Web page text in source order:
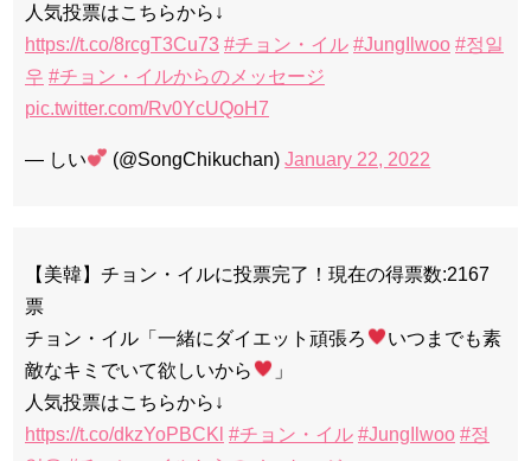
人気投票はこちらから↓
https://t.co/8rcgT3Cu73 #チョン・イル #JungIlwoo #정일
우 #チョン・イルからのメッセージ
pic.twitter.com/Rv0YcUQoH7
— しい (@SongChikuchan)January 22, 2022
【美韓】チョン・イルに投票完了！現在の得票数:2167
票
チョン・イル「一緒にダイエット頑張ろ
いつまでも素
敵なキミでいて欲しいから
」
人気投票はこちらから↓
https://t.co/dkzYoPBCKl #チョン・イル #JungIlwoo #정